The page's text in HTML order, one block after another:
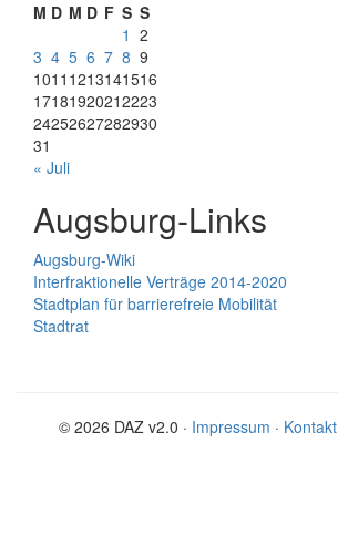
M D M D F S S
1 2
3 4 5 6 7 8 9
1011 1213141516
17181920212223
24252627282930
31
« Juli
Augsburg-Links
Augsburg-Wiki
Interfraktionelle Verträge 2014-2020
Stadtplan für barrierefreie Mobilität
Stadtrat
© 2026 DAZ v2.0 · Impressum · Kontakt